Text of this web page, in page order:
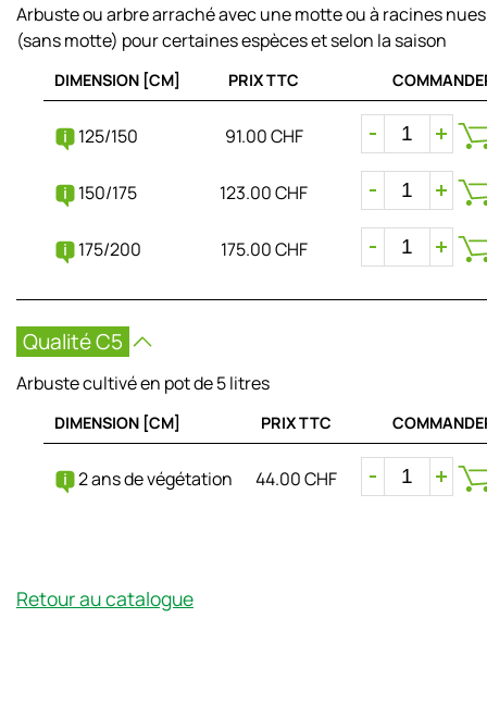
Arbuste ou arbre arraché avec une motte ou à racines nues
(sans motte) pour certaines espèces et selon la saison
DIMENSION [CM] PRIX TTC
125/150 91.00 CHF
150/175 123.00 CHF
175/200 175.00 CHF
Qualité C5
Arbuste cultivé en pot de 5 litres
DIMENSION [CM] PRIX TTC
2 ans de végétation 44.00 CHF
Retour au catalogue